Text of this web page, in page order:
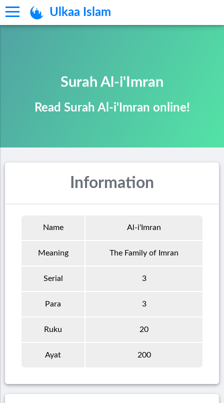
Ulkaa Islam
Surah Al-i'Imran
Read Surah Al-i'Imran online!
Information
Name Al-i'Imran
Meaning The Family of Imran
Serial 3
Para 3
Ruku 20
Ayat 200